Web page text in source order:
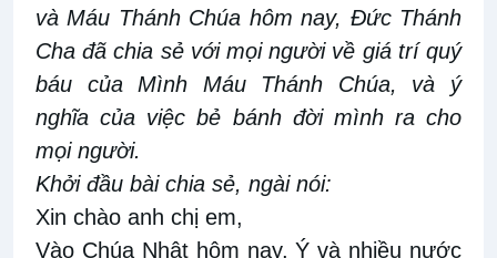
và Máu Thánh Chúa hôm nay, Đức Thánh
Cha đã chia sẻ với mọi người về giá trí quý
báu của Mình Máu Thánh Chúa, và ý
nghĩa của việc bẻ bánh đời mình ra cho
mọi người.
Khởi đầu bài chia sẻ, ngài nói:
Xin chào anh chị em,
Vào Chúa Nhật hôm nay, Ý và nhiều nước